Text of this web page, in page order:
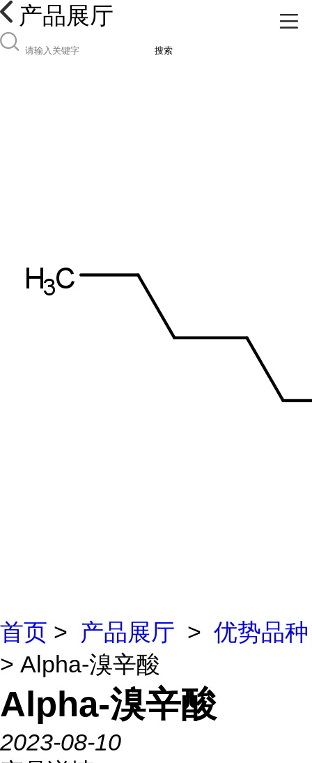
产品展厅
搜索
首页 > 产品展厅 > 优势品种
> Alpha-溴辛酸
Alpha-溴辛酸
2023-08-10